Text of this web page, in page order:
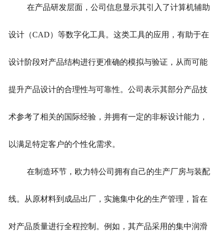
在产品研发层面，公司信息显示其引入了计算机辅助
设计（CAD）等数字化工具。这类工具的应用，有助于在
设计阶段对产品结构进行更准确的模拟与验证，从而可能
提升产品设计的合理性与可靠性。公司表示其部分产品技
术参考了相关的国际经验，并拥有一定的非标设计能力，
以满足特定客户的个性化需求。
在制造环节，欧力特公司拥有自己的生产厂房与装配
线。从原材料到成品出厂，实施集中化的生产管理，旨在
对产品质量进行全程控制。例如，其产品采用的集中润滑